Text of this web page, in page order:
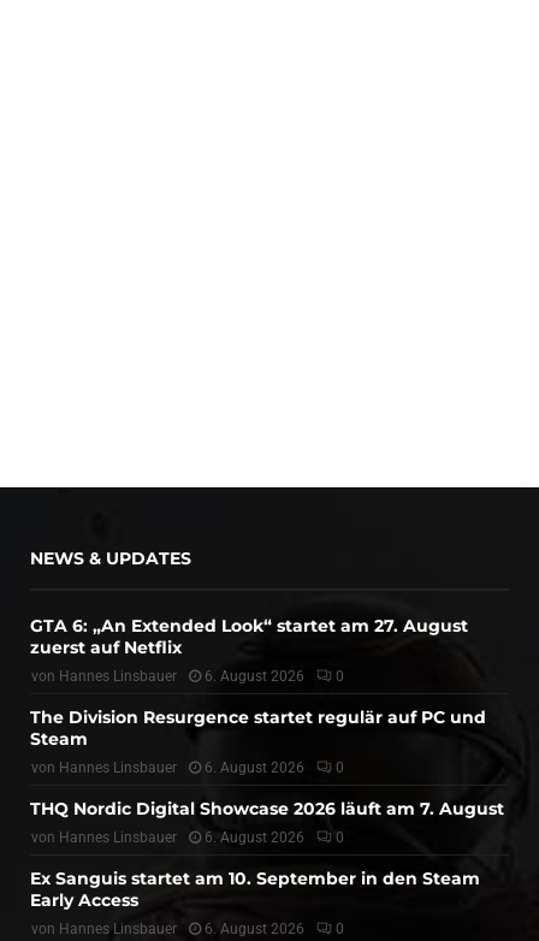
NEWS & UPDATES
GTA 6: „An Extended Look“ startet am 27. August
zuerst auf Netflix
von Hannes Linsbauer 6. August 2026 0
The Division Resurgence startet regulär auf PC und
Steam
von Hannes Linsbauer 6. August 2026 0
THQ Nordic Digital Showcase 2026 läuft am 7. August
von Hannes Linsbauer 6. August 2026 0
Ex Sanguis startet am 10. September in den Steam
Early Access
von Hannes Linsbauer 6. August 2026 0